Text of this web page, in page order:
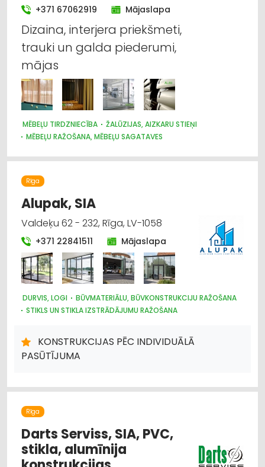
SPORTA UN TŪRISMA PREČU VAIRUMTIRDZNIECĪBA
UGUNSDZĒSĪBAS UN UGUNSAIZSARDZĪBAS LĪDZEKĻI
VALSTS AIZSARDZĪBA, ARMIJA
+371 67062919 Mājaslapa
Dizaina, interjera priekšmeti,
trauki un galda piederumi,
mājas
MĒBEĻU TIRDZNIECĪBA
ŽALŪZIJAS, AIZKARU STIEŅI
MĒBEĻU RAŽOŠANA, MĒBEĻU SAGATAVES
DIZAINS UN INTERJERS; PRIEKŠMETI UN PAKALPOJUMI
MARKĪZES
SUVENĪRI, DĀVANAS
Rīga
Alupak, SIA
Valdeķu 62 - 232, Rīga, LV-1058
+371 22841511 Mājaslapa
DURVIS, LOGI
BŪVMATERIĀLU, BŪVKONSTRUKCIJU RAŽOŠANA
STIKLS UN STIKLA IZSTRĀDĀJUMU RAŽOŠANA
ATSLĒGAS, SLĒDZENES
KONSTRUKCIJAS PĒC INDIVIDUĀLĀ
PASŪTĪJUMA
Rīga
Darts Serviss, SIA, PVC,
stikla, alumīnija